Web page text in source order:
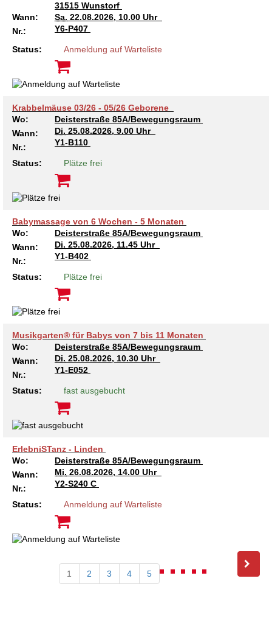
31515 Wunstorf
Wann:
Sa. 22.08.2026, 10.00 Uhr
Nr.:
Y6-P407
Status: Anmeldung auf Warteliste
Krabbelmäuse 03/26 - 05/26 Geborene
Wo:
Deisterstraße 85A/Bewegungsraum
Wann:
Di. 25.08.2026, 9.00 Uhr
Nr.:
Y1-B110
Status: Plätze frei
Babymassage von 6 Wochen - 5 Monaten
Wo:
Deisterstraße 85A/Bewegungsraum
Wann:
Di. 25.08.2026, 11.45 Uhr
Nr.:
Y1-B402
Status: Plätze frei
Musikgarten® für Babys von 7 bis 11 Monaten
Wo:
Deisterstraße 85A/Bewegungsraum
Wann:
Di. 25.08.2026, 10.30 Uhr
Nr.:
Y1-E052
Status: fast ausgebucht
ErlebniSTanz - Linden
Wo:
Deisterstraße 85A/Bewegungsraum
Wann:
Mi. 26.08.2026, 14.00 Uhr
Nr.:
Y2-S240 C
Status: Anmeldung auf Warteliste
1 2 3 4 5